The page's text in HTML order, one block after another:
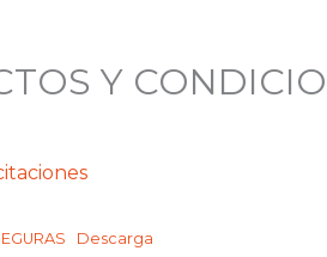
Y
Descarga